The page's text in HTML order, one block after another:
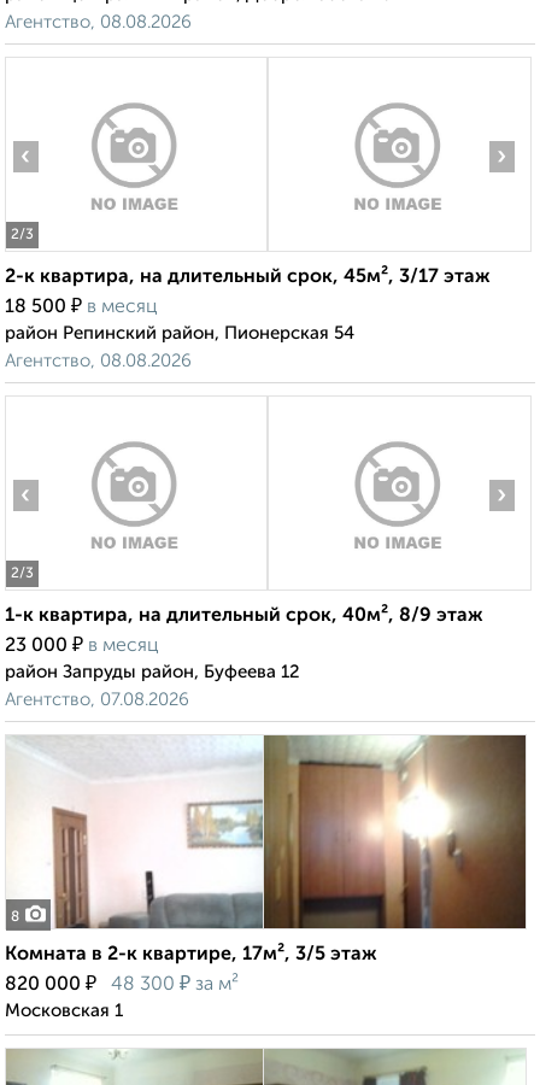
Агентство, 08.08.2026
2/3
‹ ›
2-к квартира, на длительный срок, 45м², 3/17 этаж
18 500 ₽ в месяц
район Репинский район, Пионерская 54
Агентство, 08.08.2026
2/3
‹ ›
1-к квартира, на длительный срок, 40м², 8/9 этаж
23 000 ₽ в месяц
район Запруды район, Буфеева 12
Агентство, 07.08.2026
8
Комната в 2-к квартире, 17м², 3/5 этаж
820 000 ₽ 48 300 ₽ за м²
Московская 1